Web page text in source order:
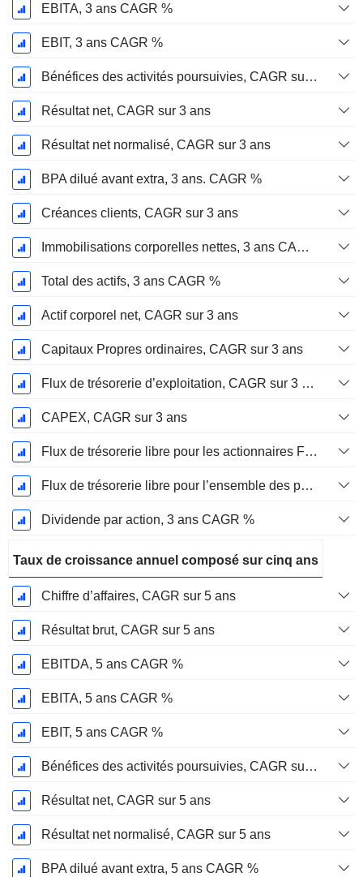
EBITA, 3 ans CAGR %
EBIT, 3 ans CAGR %
Bénéfices des activités poursuivies, CAGR sur 3 ans
Résultat net, CAGR sur 3 ans
Résultat net normalisé, CAGR sur 3 ans
BPA dilué avant extra, 3 ans. CAGR %
Créances clients, CAGR sur 3 ans
Immobilisations corporelles nettes, 3 ans CAGR %
Total des actifs, 3 ans CAGR %
Actif corporel net, CAGR sur 3 ans
Capitaux Propres ordinaires, CAGR sur 3 ans
Flux de trésorerie d’exploitation, CAGR sur 3 ans
CAPEX, CAGR sur 3 ans
Flux de trésorerie libre pour les actionnaires FCFE, CAGR sur 3 ans
Flux de trésorerie libre pour l’ensemble des pourvoyeurs de fonds (créanciers et actionnaires) FCFF, CAGR sur 3 ans
Dividende par action, 3 ans CAGR %
Taux de croissance annuel composé sur cinq ans
Chiffre d’affaires, CAGR sur 5 ans
Résultat brut, CAGR sur 5 ans
EBITDA, 5 ans CAGR %
EBITA, 5 ans CAGR %
EBIT, 5 ans CAGR %
Bénéfices des activités poursuivies, CAGR sur 5 ans
Résultat net, CAGR sur 5 ans
Résultat net normalisé, CAGR sur 5 ans
BPA dilué avant extra, 5 ans CAGR %